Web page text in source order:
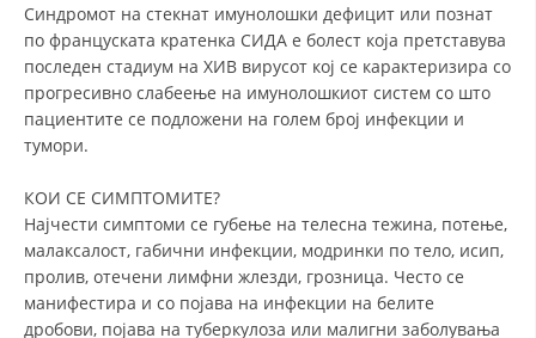
ОРГАНИЗАЦИЈА И РАЗВОЈ
РАКОВОДЕН ОДБОР
СТРУКТУРА И ОРГАНИЗАЦИОНА ПОСТАВЕНОСТ
ДИСЕМИНАЦИЈА
ПРОМОЦИЈА НА ХУМАНИ ВРЕДНОСТИ
Синдромот на стекнат имунолошки дефицит или познат
по француската кратенка СИДА е болест која претставува
последен стадиум на ХИВ вирусот кој се карактеризира со
прогресивно слабеење на имунолошкиот систем со што
пациентите се подложени на голем број инфекции и
тумори.
КОИ СЕ СИМПТОМИТЕ?
Најчести симптоми се губење на телесна тежина, потење,
малаксалост, габични инфекции, модринки по тело, исип,
пролив, отечени лимфни жлезди, грозница. Често се
манифестира и со појава на инфекции на белите
дробови, појава на туберкулоза или малигни заболувања